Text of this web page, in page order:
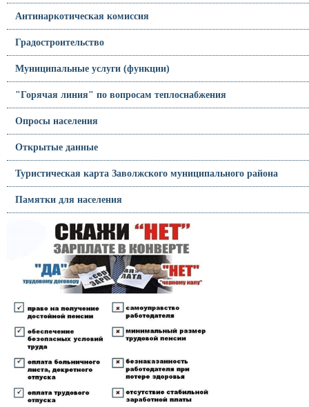
Антинаркотическая комиссия
Градостроительство
Муниципальные услуги (функции)
"Горячая линия" по вопросам теплоснабжения
Опросы населения
Открытые данные
Туристическая карта Заволжского муниципального района
Памятки для населения